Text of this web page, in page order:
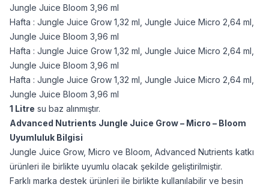
Jungle Juice Bloom 3,96 ml
Hafta : Jungle Juice Grow 1,32 ml, Jungle Juice Micro 2,64 ml,
Jungle Juice Bloom 3,96 ml
Hafta : Jungle Juice Grow 1,32 ml, Jungle Juice Micro 2,64 ml,
Jungle Juice Bloom 3,96 ml
Hafta : Jungle Juice Grow 1,32 ml, Jungle Juice Micro 2,64 ml,
Jungle Juice Bloom 3,96 ml
1 Litre su baz alınmıştır.
Advanced Nutrients Jungle Juice Grow – Micro – Bloom
Uyumluluk Bilgisi
Jungle Juice Grow, Micro ve Bloom, Advanced Nutrients katkı
ürünleri ile birlikte uyumlu olacak şekilde geliştirilmiştir.
Farklı marka destek ürünleri ile birlikte kullanılabilir ve besin